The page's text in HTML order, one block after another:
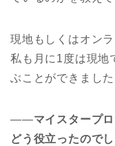
現地もしくはオン
私も月に1度は現地
ぶことができました
――マイスタープ
どう役立ったので